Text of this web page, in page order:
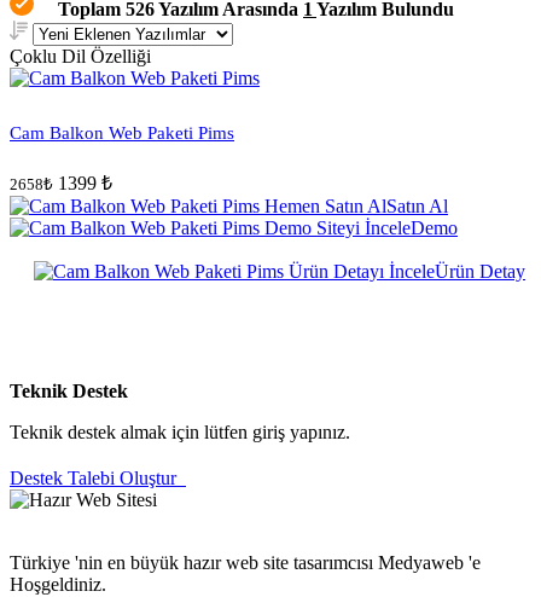
Toplam 526 Yazılım Arasında 1Yazılım Bulundu
Çoklu Dil Özelliği
Cam Balkon Web Paketi Pims
2658₺ 1399 ₺
Satın Al
Demo
Ürün Detay
Teknik Destek
Teknik destek almak için lütfen giriş yapınız.
Destek Talebi Oluştur
Türkiye 'nin en büyük hazır web site tasarımcısı Medyaweb 'e
Hoşgeldiniz.